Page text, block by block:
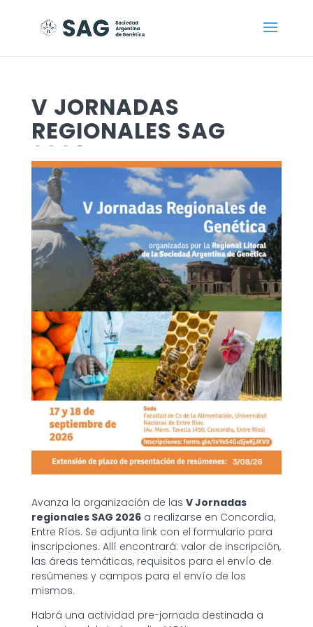
V JORNADAS
REGIONALES SAG
2026
Avanza la organización de las V Jornadas
regionales SAG 2026a realizarse en Concordia,
Entre Ríos. Se adjunta link con el formulario para
inscripciones. Allí encontrará: valor de inscripción,
las áreas temáticas, requisitos para el envío de
resúmenes y campos para el envío de los
mismos.
Habrá una actividad pre-jornada destinada a